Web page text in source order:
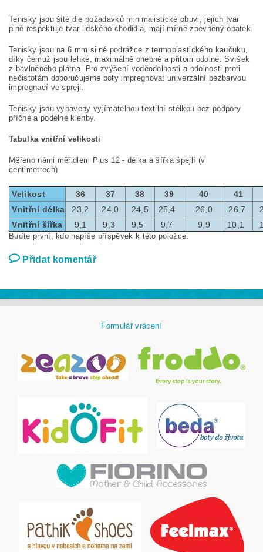
Tenisky jsou šité dle požadavků minimalistické obuvi, jejich tvar
plně respektuje tvar lidského chodidla, mají mírně zpevněný opatek.
Tenisky jsou na 6 mm silné podrážce z termoplastického kaučuku,
díky čemuž jsou lehké, maximálně ohebné a přitom odolné. Svršek
z bavlněného plátna. Pro zvýšení voděodolnosti a odolnosti proti
nečistotám doporučujeme boty impregnovat univerzální bezbarvou
impregnací ve spreji.
Tenisky jsou vybaveny vyjímatelnou textilní stélkou bez podpory
příčné a podélné klenby.
Tabulka vnitřní velikosti
Měřeno námi měřidlem Plus 12 - délka a šířka špejlí (v
centimetrech)
Velikost 36 37 38 39 40
41
Vnitřní délka
23,2 24,0 24,5 25,4 26,0 26,7
Vnitřní šířka
9,1 9,3 9,5 9,7 9,9 10,1
Buďte první, kdo napíše příspěvek k této položce.
Přidat komentář
Formulář vrácení